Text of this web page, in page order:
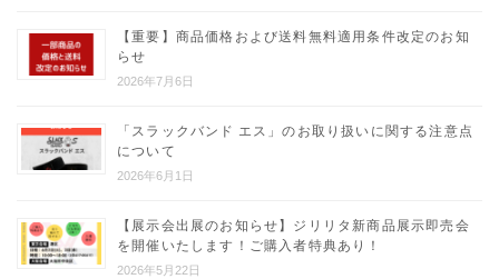
【重要】商品価格および送料無料適用条件改定のお知
らせ
2026年7月6日
「スラックバンド エス」のお取り扱いに関する注意点
について
2026年6月1日
【展示会出展のお知らせ】ジリリタ新商品展示即売会
を開催いたします！ご購入者特典あり！
2026年5月22日